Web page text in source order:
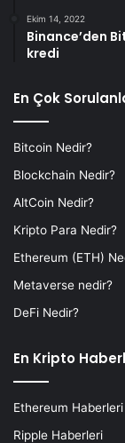
Ekim 14, 2022
Binance’den
kredi
En Çok
Bitcoin Nedir?
Blockchain Nedir?
AltCoin Nedir?
Kripto Para Nedir?
Ethereum (ETH)
Metaverse nedir?
DeFi Nedir?
En Kripto
Ethereum Haberleri
Ripple Haberleri